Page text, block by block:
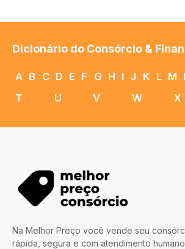
Dicionário do Consórcio &
A B C D E F G H I J K L M
T
U V W X
Na Melhor Preço você vende seu
rápida, segura e com atendimento